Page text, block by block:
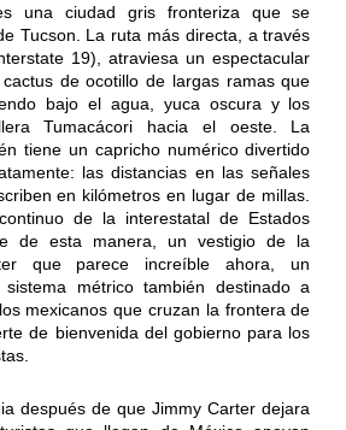
una ciudad gris fronteriza que se
Tucson. La ruta más directa, a través
19), atraviesa un espectacular
de ocotillo de largas ramas que
bajo el agua, yuca oscura y los
Tumacácori hacia el oeste. La
tiene un capricho numérico divertido
las distancias en las señales
en kilómetros en lugar de millas.
de la interestatal de Estados
de esta manera, un vestigio de la
que parece increíble ahora, un
métrico también destinado a
mexicanos que cruzan la frontera de
de bienvenida del gobierno para los
después de que Jimmy Carter dejara